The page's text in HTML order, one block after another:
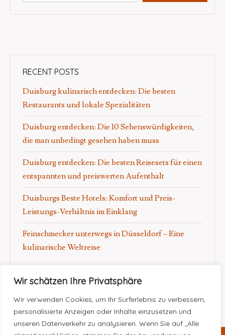
Wir schätzen Ihre Privatsphäre
Wir verwenden Cookies, um Ihr Surferlebnis zu verbessern,
personalisierte Anzeigen oder Inhalte einzusetzen und
unseren Datenverkehr zu analysieren. Wenn Sie auf „Alle
RECENT POSTS
Duisburg kulinarisch entdecken: Die besten
Restaurants und lokale Spezialitäten
Duisburg entdecken: Die 10 Sehenswürdigkeiten,
die man unbedingt gesehen haben muss
Duisburg entdecken: Die besten Reisesets für einen
entspannten und preiswerten Aufenthalt
Duisburgs Beste Hotels: Komfort und Preis-
Leistungs-Verhältnis im Einklang
Feinschmecker unterwegs in Düsseldorf – Eine
kulinarische Weltreise